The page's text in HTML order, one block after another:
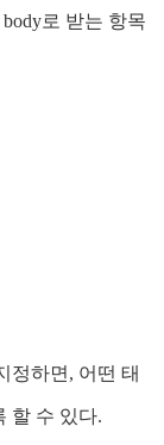
로 받는 항목
정하면, 어떤 태
할 수 있다.